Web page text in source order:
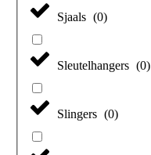
Sjaals (0)
Sleutelhangers (0)
Slingers (0)